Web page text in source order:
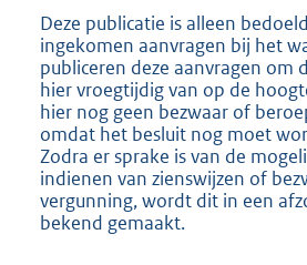
Deze publicatie is alleen
ingekomen aanvragen bij het
publiceren deze aanvragen om
hier vroegtijdig van op de
hier nog geen bezwaar of
omdat het besluit nog moet
Zodra er sprake is van de
indienen van zienswijzen of
vergunning, wordt dit in een
bekend gemaakt.